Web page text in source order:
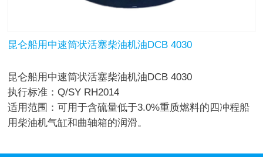
昆仑船用中速筒状活塞柴油机油DCB 4030
昆仑船用中速筒状活塞柴油机油DCB 4030
执行标准：Q/SY RH2014
适用范围：可用于含硫量低于3.0%重质燃料的四冲程船
用柴油机气缸和曲轴箱的润滑。